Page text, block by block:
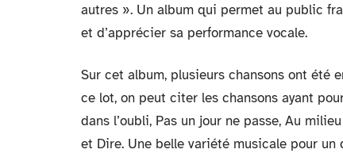
autres ». Un album qui permet au public
et d’apprécier sa performance vocale.
Sur cet album, plusieurs chansons ont été
ce lot, on peut citer les chansons ayant
dans l’oubli, Pas un jour ne passe, Au
et Dire. Une belle variété musicale pour